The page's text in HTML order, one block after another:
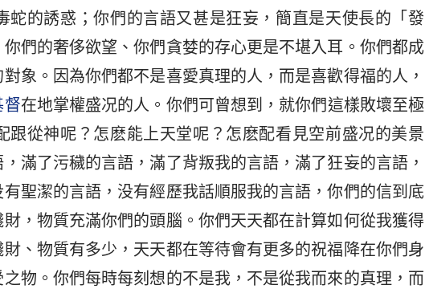
蛇的誘惑；你們的言語又甚是狂妄，簡直是天使長的「發
們的奢侈欲望、你們貪婪的存心更是不堪入耳。你們都成
象。因為你們都不是喜愛真理的人，而是喜歡得福的人，
督在地掌權盛况的人。你們可曾想到，就你們這樣敗壞至極
跟從神呢？怎麽能上天堂呢？怎麽配看見空前盛况的美景
滿了污穢的言語，滿了背叛我的言語，滿了狂妄的言語，
聖潔的言語，没有經歷我話順服我的言語，你們的信到底
，物質充滿你們的頭腦。你們天天都在計算如何從我獲得
、物質有多少，天天都在等待會有更多的祝福降在你們身
物。你們每時每刻想的不是我，不是從我而來的真理，而